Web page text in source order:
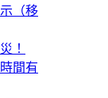
（移
！
間有